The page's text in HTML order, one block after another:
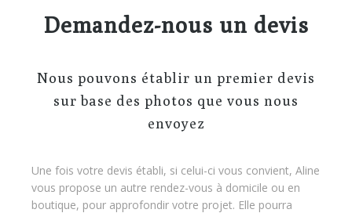
Demandez-nous un devis
Nous pouvons établir un premier devis
sur base des photos que vous nous
envoyez
Une fois votre devis établi, si celui-ci vous convient, Aline
vous propose un autre rendez-vous à domicile ou en
boutique, pour approfondir votre projet. Elle pourra